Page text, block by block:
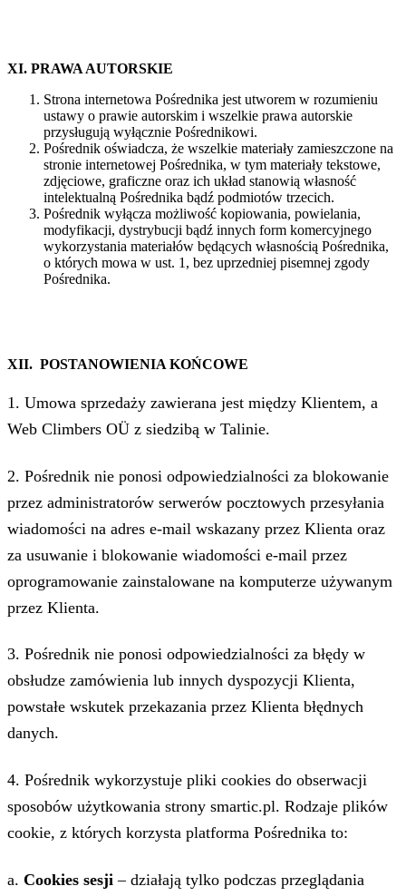
XI. PRAWA AUTORSKIE
Strona internetowa Pośrednika jest utworem w rozumieniu
ustawy o prawie autorskim i wszelkie prawa autorskie
przysługują wyłącznie Pośrednikowi.
Pośrednik oświadcza, że wszelkie materiały zamieszczone na
stronie internetowej Pośrednika, w tym materiały tekstowe,
zdjęciowe, graficzne oraz ich układ stanowią własność
intelektualną Pośrednika bądź podmiotów trzecich.
Pośrednik wyłącza możliwość kopiowania, powielania,
modyfikacji, dystrybucji bądź innych form komercyjnego
wykorzystania materiałów będących własnością Pośrednika,
o których mowa w ust. 1, bez uprzedniej pisemnej zgody
Pośrednika.
XII. POSTANOWIENIA KOŃCOWE
1. Umowa sprzedaży zawierana jest między Klientem, a
Web Climbers OÜ z siedzibą w Talinie.
2. Pośrednik nie ponosi odpowiedzialności za blokowanie
przez administratorów serwerów pocztowych przesyłania
wiadomości na adres e-mail wskazany przez Klienta oraz
za usuwanie i blokowanie wiadomości e-mail przez
oprogramowanie zainstalowane na komputerze używanym
przez Klienta.
3. Pośrednik nie ponosi odpowiedzialności za błędy w
obsłudze zamówienia lub innych dyspozycji Klienta,
powstałe wskutek przekazania przez Klienta błędnych
danych.
4. Pośrednik wykorzystuje pliki cookies do obserwacji
sposobów użytkowania strony smartic.pl. Rodzaje plików
cookie, z których korzysta platforma Pośrednika to:
a. Cookies sesji – działają tylko podczas przeglądania